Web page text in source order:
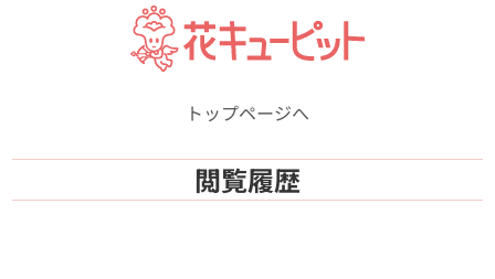
トップページへ
閲覧履歴